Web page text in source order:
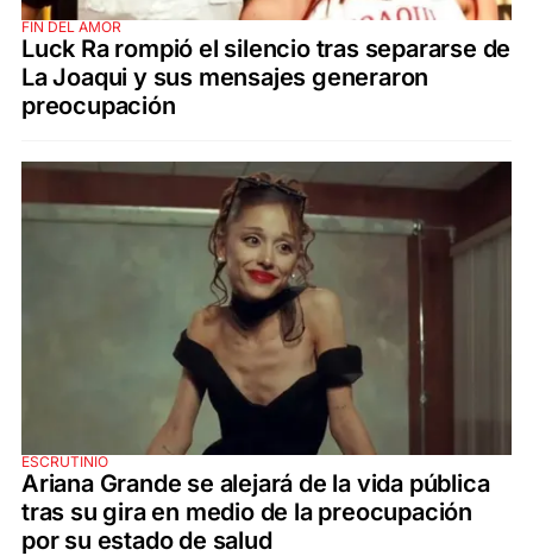
FIN DEL AMOR
Luck Ra rompió el silencio tras separarse de
La Joaqui y sus mensajes generaron
preocupación
ESCRUTINIO
Ariana Grande se alejará de la vida pública
tras su gira en medio de la preocupación
por su estado de salud